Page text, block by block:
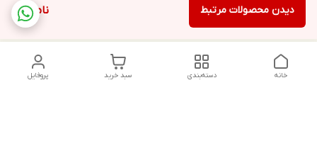
ناموجود دیدن محصولات مرتبط
پروفایل سبد خرید دسته‌بندی خانه